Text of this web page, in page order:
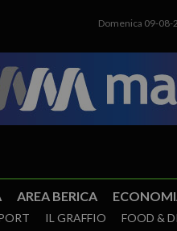
Domenica 09-08-
AREA BERICA
IL GRAFFIO FOOD &